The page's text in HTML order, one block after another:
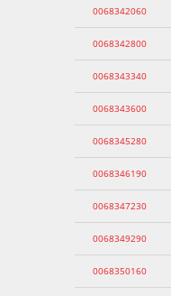
0068342060
0068342800
0068343340
0068343600
0068345280
0068346190
0068347230
0068349290
0068350160